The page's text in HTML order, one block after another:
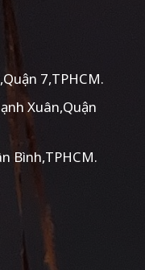
7,TPHCM.
Xuân,Quận
Bình,TPHCM.